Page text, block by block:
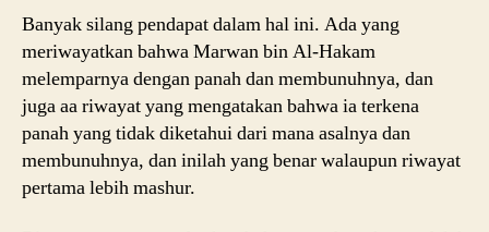
Banyak silang pendapat dalam hal ini. Ada yang
meriwayatkan bahwa Marwan bin Al-Hakam
melemparnya dengan panah dan membunuhnya, dan
juga aa riwayat yang mengatakan bahwa ia terkena
panah yang tidak diketahui dari mana asalnya dan
membunuhnya, dan inilah yang benar walaupun riwayat
pertama lebih mashur.